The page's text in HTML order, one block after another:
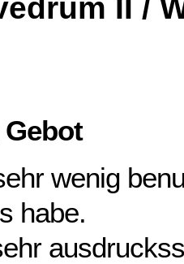
II /
wenig
habe.